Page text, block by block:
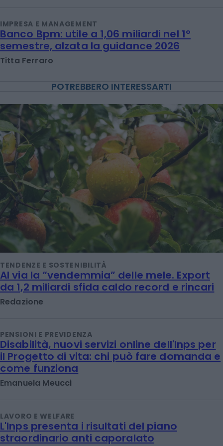
IMPRESA E MANAGEMENT
Banco Bpm: utile a 1,06 miliardi nel 1°
semestre, alzata la guidance 2026
Titta Ferraro
POTREBBERO INTERESSARTI
TENDENZE E SOSTENIBILITÀ
Al via la “vendemmia” delle mele. Export
da 1,2 miliardi sfida caldo record e rincari
Redazione
PENSIONI E PREVIDENZA
Disabilità, nuovi servizi online dell'Inps per
il Progetto di vita: chi può fare domanda e
come funziona
Emanuela Meucci
LAVORO E WELFARE
L'Inps presenta i risultati del piano
straordinario anti caporalato